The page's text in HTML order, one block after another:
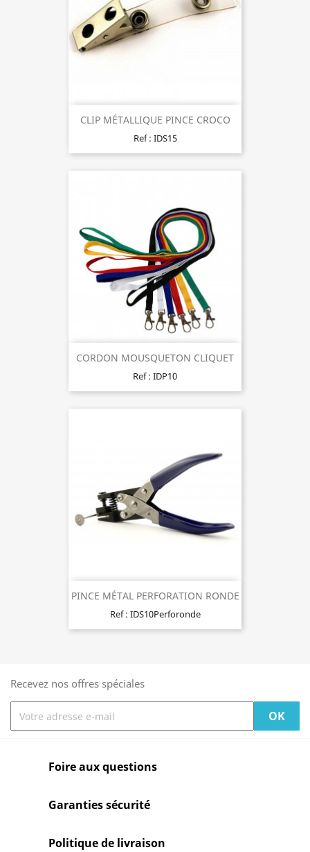
CLIP MÉTALLIQUE PINCE CROCO
Ref : IDS15
CORDON MOUSQUETON CLIQUET
Ref : IDP10
PINCE MÉTAL PERFORATION RONDE
Ref : IDS10Perforonde
Recevez nos offres spéciales
Foire aux questions
Garanties sécurité
Politique de livraison